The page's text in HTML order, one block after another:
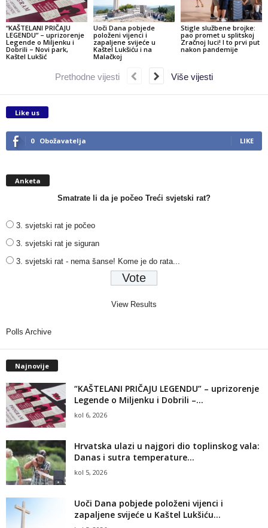
“KAŠTELANI PRIČAJU
LEGENDU” – uprizorenje
Legende o Miljenku i
Dobrili – Novi park,
Kaštel Lukšić
Uoči Dana pobjede
položeni vijenci i
zapaljene svijeće u
Kaštel Lukšiću i na
Malačkoj
Stigle službene brojke:
pao promet u splitskoj
Zračnoj luci! I to prvi put
nakon pandemije
Prethodne vijesti Više vijesti
Like us
0 Obožavatelja LIKE
Anketa
Smatrate li da je počeo Treći svjetski rat?
3. svjetski rat je počeo
3. svjetski rat je siguran
3. svjetski rat - nema šanse! Kome je do rata...
View Results
Polls Archive
Najnovije
“KAŠTELANI PRIČAJU LEGENDU” – uprizorenje
Legende o Miljenku i Dobrili –...
kol 6, 2026
Hrvatska ulazi u najgori dio toplinskog vala:
Danas i sutra temperature...
kol 5, 2026
Uoči Dana pobjede položeni vijenci i
zapaljene svijeće u Kaštel Lukšiću...